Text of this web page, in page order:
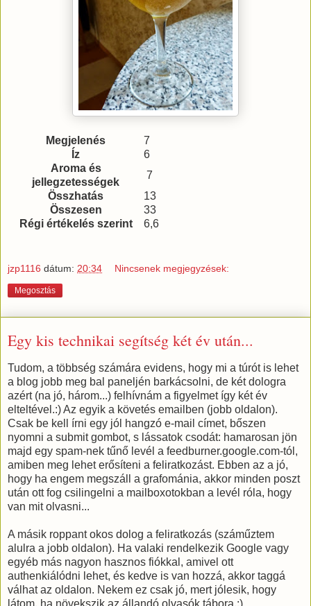
Megjelenés
7
Íz
6
Aroma és
jellegzetességek
7
Összhatás
13
Összesen
33
Régi értékelés szerint
6,6
jzp1116 dátum: 20:34 Nincsenek megjegyzések:
Megosztás
Egy kis technikai segítség két év után...
Tudom, a többség számára evidens, hogy mi a túrót is lehet
a blog jobb meg bal paneljén barkácsolni, de két dologra
azért (na jó, három...) felhívnám a figyelmet így két év
elteltével.:) Az egyik a követés emailben (jobb oldalon).
Csak be kell írni egy jól hangzó e-mail címet, bőszen
nyomni a submit gombot, s lássatok csodát: hamarosan jön
majd egy spam-nek tűnő levél a feedburner.google.com-tól,
amiben meg lehet erősíteni a feliratkozást. Ebben az a jó,
hogy ha engem megszáll a grafománia, akkor minden poszt
után ott fog csilingelni a mailboxotokban a levél róla, hogy
van mit olvasni...
A másik roppant okos dolog a feliratkozás (száműztem
alulra a jobb oldalon). Ha valaki rendelkezik Google vagy
egyéb más nagyon hasznos fiókkal, amivel ott
authenkiálódni lehet, és kedve is van hozzá, akkor taggá
válhat az oldalon. Nekem ez csak jó, mert jólesik, hogy